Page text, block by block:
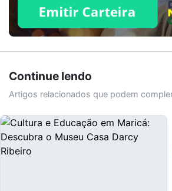
Continue lendo
Artigos relacionados que podem